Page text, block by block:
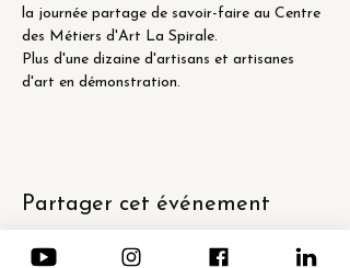
la journée partage de savoir-faire au Centre
des Métiers d'Art La Spirale.
Plus d'une dizaine d'artisans et artisanes
d'art en démonstration.
Partager cet événement